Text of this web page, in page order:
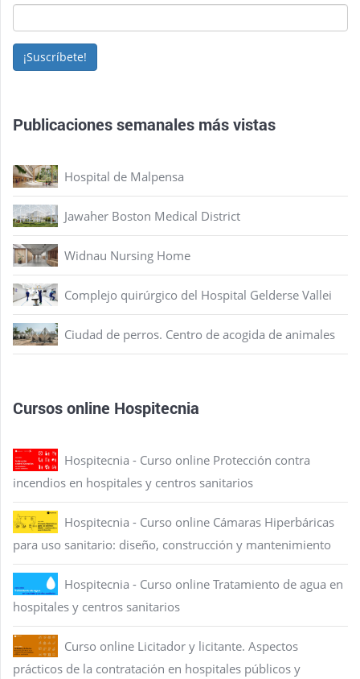
¡Suscríbete!
Publicaciones semanales más vistas
Hospital de Malpensa
Jawaher Boston Medical District
Widnau Nursing Home
Complejo quirúrgico del Hospital Gelderse Vallei
Ciudad de perros. Centro de acogida de animales
Cursos online Hospitecnia
Hospitecnia - Curso online Protección contra
incendios en hospitales y centros sanitarios
Hospitecnia - Curso online Cámaras Hiperbáricas
para uso sanitario: diseño, construcción y mantenimiento
Hospitecnia - Curso online Tratamiento de agua en
hospitales y centros sanitarios
Curso online Licitador y licitante. Aspectos
prácticos de la contratación en hospitales públicos y